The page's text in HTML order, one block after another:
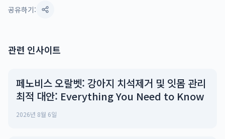
공유하기:
관련 인사이트
페노비스 오랄벳: 강아지 치석제거 및 잇몸 관리
최적 대안: Everything You Need to Know
2026년 8월 6일